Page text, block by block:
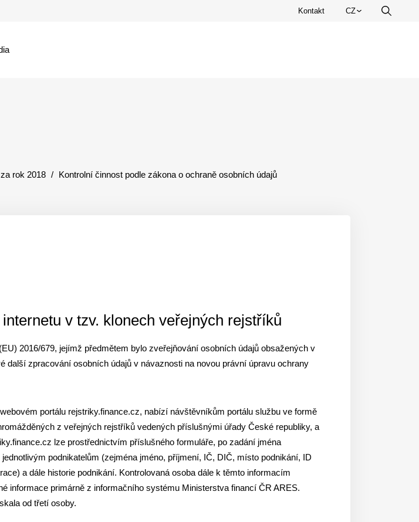
Kontakt
Zvolte
CZ
rok 2018
Kontrolní činnost podle zákona o ochraně osobních údajů
v tzv. klonech veřejných rejstříků
2016/679, jejímž předmětem bylo zveřejňování osobních údajů obsažených v
zpracování osobních údajů v návaznosti na novou právní úpravu ochrany
portálu rejstriky.finance.cz, nabízí návštěvníkům portálu službu ve formě
z veřejných rejstříků vedených příslušnými úřady České republiky, a
lze prostřednictvím příslušného formuláře, po zadání jména
podnikatelům (zejména jméno, příjmení, IČ, DIČ, místo podnikání, ID
a dále historie podnikání. Kontrolovaná osoba dále k těmto informacím
informace primárně z informačního systému Ministerstva financí ČR ARES.
od třetí osoby.